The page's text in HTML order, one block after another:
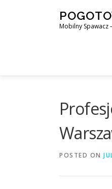
Mobilny Spawacz
POSTED ON